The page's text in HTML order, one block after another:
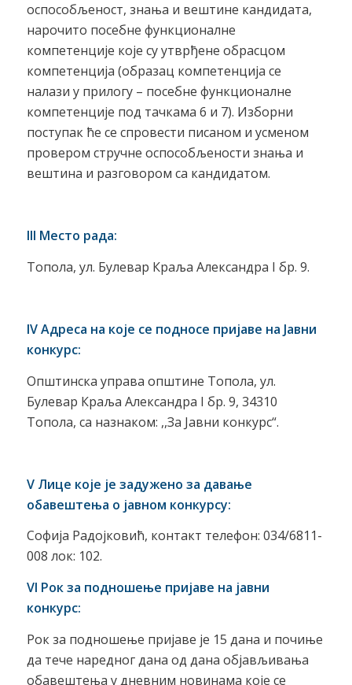
оспособљеност, знања и вештине кандидата,
нарочито посебне функционалне
компетенције које су утврђене обрасцом
компетенција (образац компетенција се
налази у прилогу – посебне функционалне
компетенције под тачкама 6 и 7). Изборни
поступак ће се спровести писаном и усменом
провером стручне оспособљености знања и
вештина и разговором са кандидатом.
III Meсто рада:
Топола, ул. Булевар Краља Александра I бр. 9.
IVAдреса на које се подносе пријаве на Јавни
конкурс:
Општинска управа општине Топола, ул.
Булевар Краља Александра I бр. 9, 34310
Топола, са назнаком: ,,За Јавни конкурс“.
V Лице које је задужено за давање
обавештења о јавном конкурсу:
Софија Радојковић, контакт телефон: 034/6811-
008 лок: 102.
VI Рок за подношење пријаве на јавни
конкурс:
Рок за подношење пријаве је 15 дана и почиње
да тече наредног дана од дана објављивања
обавештења у дневним новинама које се